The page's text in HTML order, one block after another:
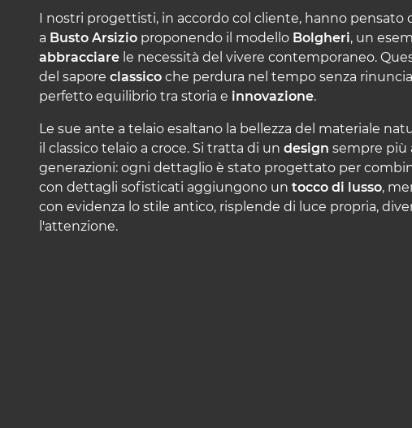
I nostri progettisti, in accordo col cliente, hanno
a Busto Arsizio proponendo il modello Bolgheri, un
abbracciare le necessità del vivere contemporaneo.
del sapore classico che perdura nel tempo senza
perfetto equilibrio tra storia e innovazione.
Le sue ante a telaio esaltano la bellezza del materiale
il classico telaio a croce. Si tratta di un design sempre più
generazioni: ogni dettaglio è stato progettato per
con dettagli sofisticati aggiungono un tocco di lusso,
con evidenza lo stile antico, risplende di luce propria,
l'attenzione.